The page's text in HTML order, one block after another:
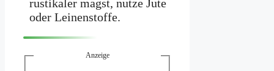
rustikaler magst, nutze Jute
oder Leinenstoffe.
Anzeige